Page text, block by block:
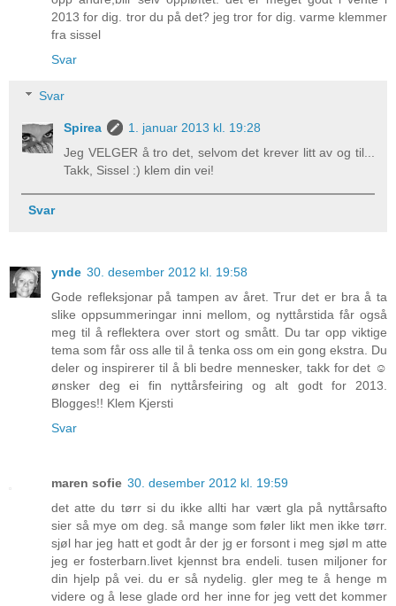
2013 for dig. tror du på det? jeg tror for dig. varme klemmer
fra sissel
Svar
Svar
Spirea
1. januar 2013 kl. 19:28
Jeg VELGER å tro det, selvom det krever litt av og til...
Takk, Sissel :) klem din vei!
Svar
ynde 30. desember 2012 kl. 19:58
Gode refleksjonar på tampen av året. Trur det er bra å ta
slike oppsummeringar inni mellom, og nyttårstida får også
meg til å reflektera over stort og smått. Du tar opp viktige
tema som får oss alle til å tenka oss om ein gong ekstra. Du
deler og inspirerer til å bli bedre mennesker, takk for det ☺
ønsker deg ei fin nyttårsfeiring og alt godt for 2013.
Blogges!! Klem Kjersti
Svar
maren sofie 30. desember 2012 kl. 19:59
det atte du tørr si du ikke allti har vært gla på nyttårsafto
sier så mye om deg. så mange som føler likt men ikke tørr.
sjøl har jeg hatt et godt år der jg er forsont i meg sjøl m atte
jeg er fosterbarn.livet kjennst bra endeli. tusen miljoner for
din hjelp på vei. du er så nydelig. gler meg te å henge m
videre og å lese glade ord her inne for jeg vett det kommer